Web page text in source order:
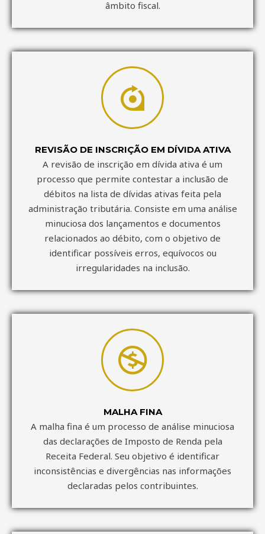
âmbito fiscal.
REVISÃO DE INSCRIÇÃO EM DÍVIDA ATIVA
A revisão de inscrição em dívida ativa é um
processo que permite contestar a inclusão de
débitos na lista de dívidas ativas feita pela
administração tributária. Consiste em uma análise
minuciosa dos lançamentos e documentos
relacionados ao débito, com o objetivo de
identificar possíveis erros, equívocos ou
irregularidades na inclusão.
MALHA FINA
A malha fina é um processo de análise minuciosa
das declarações de Imposto de Renda pela
Receita Federal. Seu objetivo é identificar
inconsistências e divergências nas informações
declaradas pelos contribuintes.